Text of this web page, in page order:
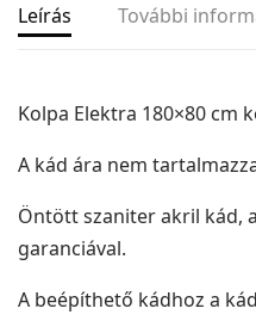
Leírás További
Kolpa Elektra 180×80 cm
A kád ára nem
Öntött szaniter akril kád,
garanciával.
A beépíthető kádhoz a